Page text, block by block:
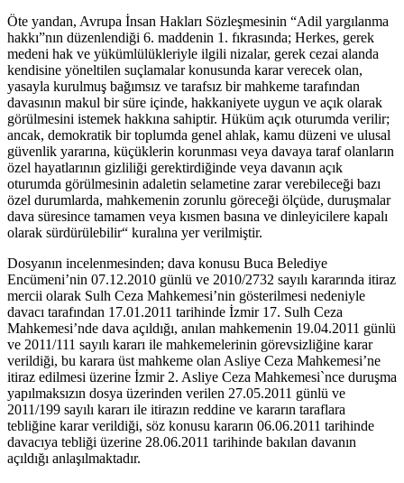
Öte yandan, Avrupa İnsan Hakları Sözleşmesinin “Adil yargılanma
hakkı”nın düzenlendiği 6. maddenin 1. fıkrasında; Herkes, gerek
medeni hak ve yükümlülükleriyle ilgili nizalar, gerek cezai alanda
kendisine yöneltilen suçlamalar konusunda karar verecek olan,
yasayla kurulmuş bağımsız ve tarafsız bir mahkeme tarafından
davasının makul bir süre içinde, hakkaniyete uygun ve açık olarak
görülmesini istemek hakkına sahiptir. Hüküm açık oturumda verilir;
ancak, demokratik bir toplumda genel ahlak, kamu düzeni ve ulusal
güvenlik yararına, küçüklerin korunması veya davaya taraf olanların
özel hayatlarının gizliliği gerektirdiğinde veya davanın açık
oturumda görülmesinin adaletin selametine zarar verebileceği bazı
özel durumlarda, mahkemenin zorunlu göreceği ölçüde, duruşmalar
dava süresince tamamen veya kısmen basına ve dinleyicilere kapalı
olarak sürdürülebilir“ kuralına yer verilmiştir.
Dosyanın incelenmesinden; dava konusu Buca Belediye
Encümeni’nin 07.12.2010 günlü ve 2010/2732 sayılı kararında itiraz
mercii olarak Sulh Ceza Mahkemesi’nin gösterilmesi nedeniyle
davacı tarafından 17.01.2011 tarihinde İzmir 17. Sulh Ceza
Mahkemesi’nde dava açıldığı, anılan mahkemenin 19.04.2011 günlü
ve 2011/111 sayılı kararı ile mahkemelerinin görevsizliğine karar
verildiği, bu karara üst mahkeme olan Asliye Ceza Mahkemesi’ne
itiraz edilmesi üzerine İzmir 2. Asliye Ceza Mahkemesi`nce duruşma
yapılmaksızın dosya üzerinden verilen 27.05.2011 günlü ve
2011/199 sayılı kararı ile itirazın reddine ve kararın taraflara
tebliğine karar verildiği, söz konusu kararın 06.06.2011 tarihinde
davacıya tebliği üzerine 28.06.2011 tarihinde bakılan davanın
açıldığı anlaşılmaktadır.